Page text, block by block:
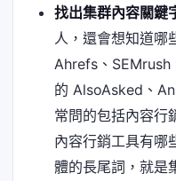
找出集群內容關鍵
人，還會想知道哪
Ahrefs、SEMrush
的 AlsoAsked、
常問的包括內容行
內容行銷工具有哪
體的長尾詞，就是